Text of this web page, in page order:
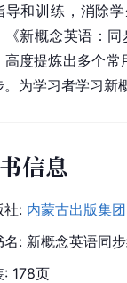
导和训练，消除
《新概念英语：
高度提炼出多个常
。为学习者学习新
信息
社: 内蒙古出版集团
名: 新概念英语同
: 178页